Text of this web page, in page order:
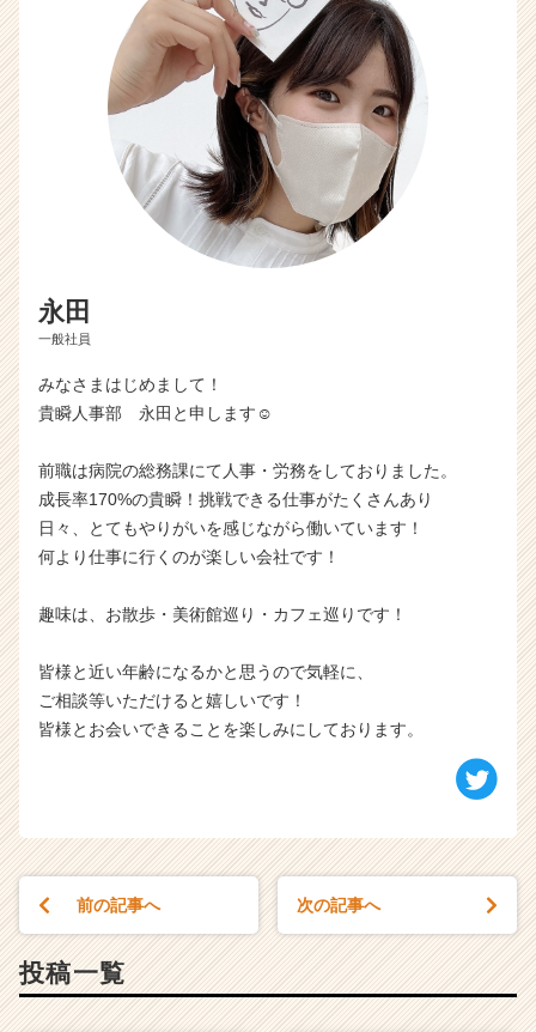
永田
一般社員
みなさまはじめまして！
貴瞬人事部 永田と申します☺︎
前職は病院の総務課にて人事・労務をしておりました。
成長率170%の貴瞬！挑戦できる仕事がたくさんあり
日々、とてもやりがいを感じながら働いています！
何より仕事に行くのが楽しい会社です！
趣味は、お散歩・美術館巡り・カフェ巡りです！
皆様と近い年齢になるかと思うので気軽に、
ご相談等いただけると嬉しいです！
皆様とお会いできることを楽しみにしております。
前の記事へ 次の記事へ
投稿一覧